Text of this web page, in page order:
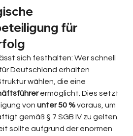
für
sich festhalten: Wer schnell
für Deutschland erhalten
wählen, die eine
ermöglicht. Dies setzt
von unter 50 % voraus, um
gemäß § 7 SGB IV zu gelten.
sollte aufgrund der enormen